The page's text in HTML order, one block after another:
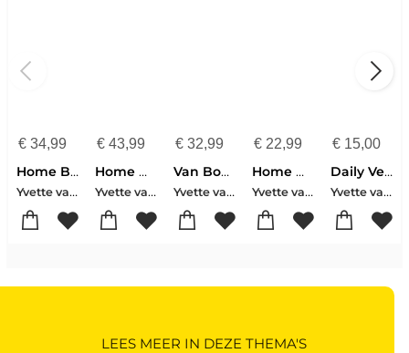
€34,99
Home Baked
Yvette van Boven
€43,99
Home Made
Yvette van Boven
€ 32,99
Van Bovens leftovers
Yvette van Boven
€ 22,99
Home Made winter
Yvette van Boven
€ 15,00
Daily Veg
Yvette van Boven
LEES MEER IN DEZE THEMA'S